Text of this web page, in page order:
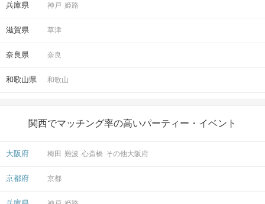
兵庫県 神戸 姫路
滋賀県 草津
奈良県 奈良
和歌山県 和歌山
関西でマッチング率の高いパーティー・イベント
大阪府 梅田 難波 心斎橋 その他大阪府
京都府 京都